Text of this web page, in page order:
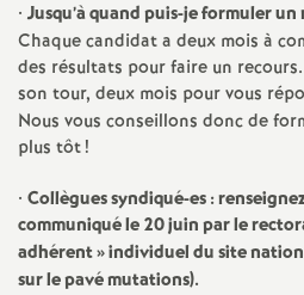
• Jusqu’à quand puis-je formuler un
Chaque candidat a deux mois à
des résultats pour faire un
son tour, deux mois pour vous
Nous vous conseillons donc de
plus tôt!
• Collègues syndiqué-es :
communiqué le 20 juin par le
adhérent» individuel du site
sur le pavé mutations).